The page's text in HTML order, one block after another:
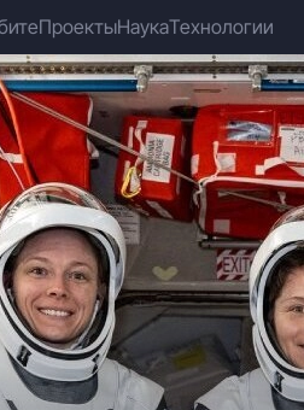
ПроектыНаукаТехнологии